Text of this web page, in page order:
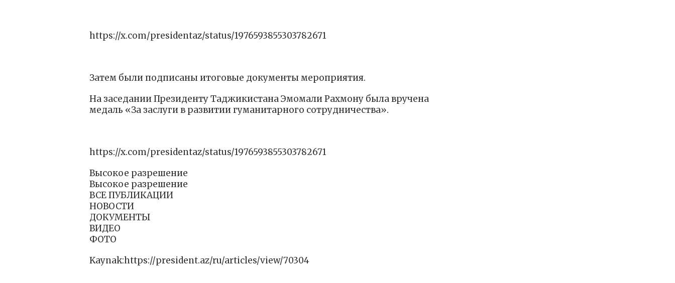
https://x.com/presidentaz/status/1976593855303782671
Затем были подписаны итоговые документы мероприятия.
На заседании Президенту Таджикистана Эмомали Рахмону была вручена
медаль «За заслуги в развитии гуманитарного сотрудничества».
https://x.com/presidentaz/status/1976593855303782671
Высокое разрешение
Высокое разрешение
ВСЕ ПУБЛИКАЦИИ
НОВОСТИ
ДОКУМЕНТЫ
ВИДЕО
ФОТО
Kaynak:https://president.az/ru/articles/view/70304